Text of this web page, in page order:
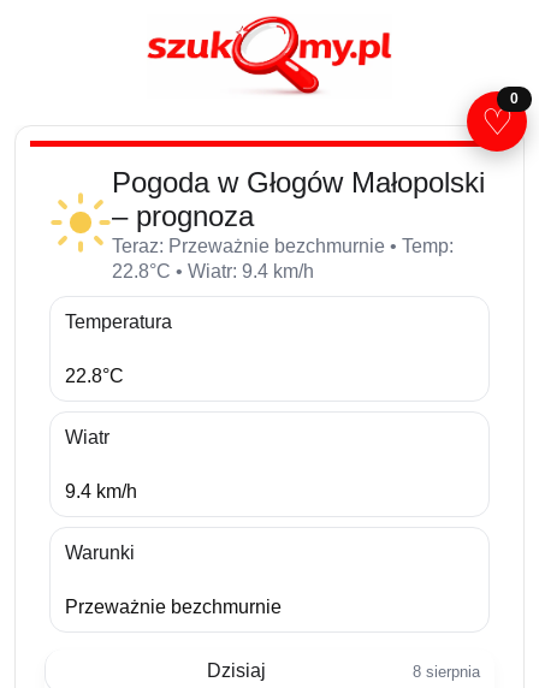
Pogoda w Głogów Małopolski
– prognoza
Teraz: Przeważnie bezchmurnie • Temp:
22.8°C • Wiatr: 9.4 km/h
Temperatura
22.8°C
Wiatr
9.4 km/h
Warunki
Przeważnie bezchmurnie
Dzisiaj 8 sierpnia
♡
0